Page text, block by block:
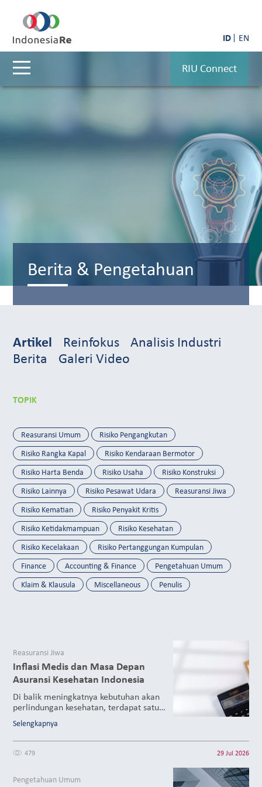
ID EN
RIU Connect
Berita & Pengetahuan
Artikel Reinfokus
Analisis Industri
Berita
Galeri Video
TOPIK
Reasuransi Umum
Risiko Pengangkutan
Risiko Rangka Kapal
Risiko Kendaraan Bermotor
Risiko Harta Benda
Risiko Usaha
Risiko Konstruksi
Risiko Lainnya
Risiko Pesawat Udara
Reasuransi Jiwa
Risiko Kematian
Risiko Penyakit Kritis
Risiko Ketidakmampuan
Risiko Kesehatan
Risiko Kecelakaan
Risiko Pertanggungan Kumpulan
Finance
Accounting & Finance
Pengetahuan Umum
Klaim & Klausula
Miscellaneous Penulis
Reasuransi Jiwa
Inflasi Medis dan Masa Depan
Asuransi Kesehatan Indonesia
Di balik meningkatnya kebutuhan akan
perlindungan kesehatan, terdapat satu
oleh industri asuransi kesehatan, yaitu
medical inflation atau inflasi biaya
medis. Apakah sebenarnya medical
kesehatan saat ini? Apakah medical
Selengkapnya
479 29 Jul 2026
Pengetahuan Umum